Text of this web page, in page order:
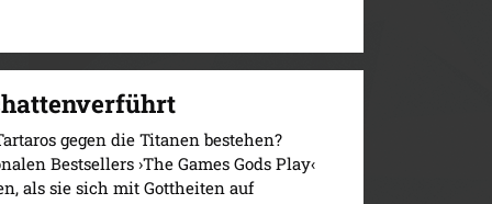
Hades die Regeln für sie bricht. Denn
die könnten für Lyra in mehrfacher
Burn-Spice, dramatischem Plot und
griechischen Mythologie.
gegen die Titanen bestehen?
Bestsellers ›The Games Gods Play‹
als sie sich mit Gottheiten auf